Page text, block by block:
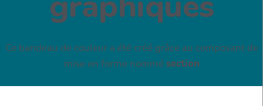
Ce bandeau de couleur a été créé grâce au composant de
mise en forme nommé section